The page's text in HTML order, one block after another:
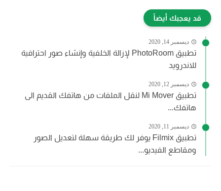
قد يعجبك أيضاً
ديسمبر 14, 2020
تطبيق PhotoRoom لإزالة الخلفية وإنشاء صور احترافية
للاندرويد
ديسمبر 12, 2020
تطبيق Mi Mover لنقل الملفات من هاتفك القديم الى
هاتفك...
ديسمبر 11, 2020
تطبيق Filmix يوفر لك طريقة سهلة لتعديل الصور
ومقاطع الفيديو...